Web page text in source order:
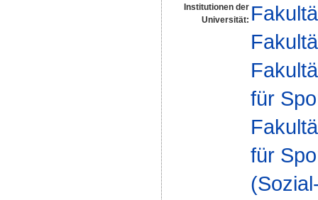
Institutionen der
Universität:
für
für